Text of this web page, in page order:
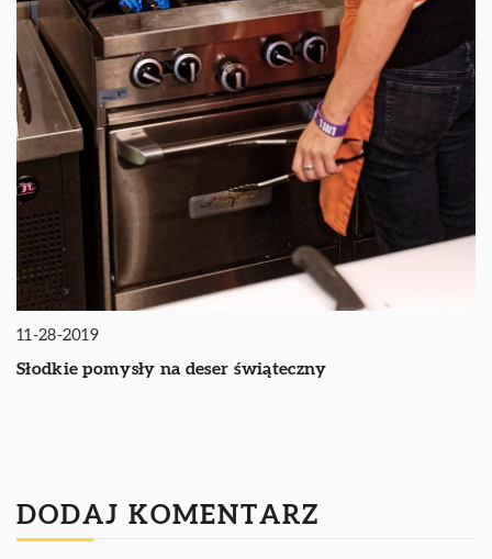
11-28-2019
Słodkie pomysły na deser świąteczny
DODAJ KOMENTARZ